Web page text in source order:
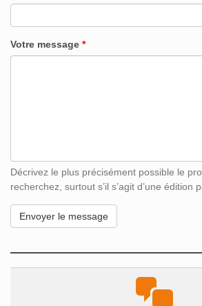
Votre message *
Décrivez le plus précisément possible le
recherchez, surtout s’il s’agit d’une édition